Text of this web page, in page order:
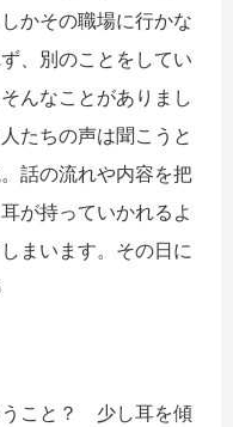
かその職場に行かな
、別のことをしてい
んなことがありまし
たちの声は聞こうと
話の流れや内容を把
が持っていかれるよ
まいます。その日に
うこと？ 少し耳を傾